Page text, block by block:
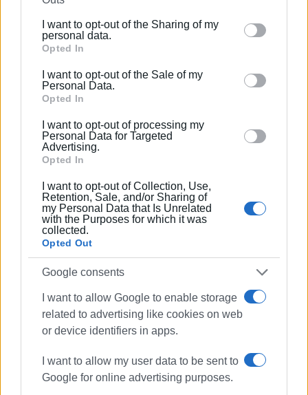
further disclose it to other third parties.
Please note that this website/app uses one or more
Google services and may gather and store information
behaviour. You may click to grant or deny consent to
Google and its third-party tags to use your data for
section.
I want to opt-out of the Sharing of my
personal data.
Opted In
I want to opt-out of the Sale of my
Personal Data.
Opted In
I want to opt-out of processing my
Personal Data for Targeted
Advertising.
Opted In
I want to opt-out of Collection, Use,
Retention, Sale, and/or Sharing of
my Personal Data that Is Unrelated
with the Purposes for which it was
collected.
Opted Out
Google consents
I want to allow Google to enable storage
related to advertising like cookies on web
or device identifiers in apps.
I want to allow my user data to be sent to
Google for online advertising purposes.
απαράδεκτη την προσπάθεια της ΕΤΑΔ να προβάλλει
ως «αναβαθμισμένη εμπειρία» την εγκατάσταση
ψηφιακής περιήγησης στους Κήπους του Αχιλλείου, με
προβολή ντοκιμαντέρ για τους επισκέπτες, την ώρα
που το κυρίως μουσειακό συγκρότημα παραμένει
κλειστό!
Ο Περιφερειάρχης στην σύσκεψη των αυτοδιοικητικών
της Κέρκυρας που διοργάνωσε την 15/04/2025 με θέμα
την τύχη του μνημείου δήλωσε: «Η Περιφέρεια σκοπεύει
το επόμενο διάστημα να αποστείλει επίσημο αίτημα
προς την ΕΤΑΔ, ζητώντας πλήρη ενημέρωση για την
πορεία της μελέτης,με στόχο να υπάρξει επανεκκίνηση
του έργου με σωστό προγραμματισμόκαι σεβασμό στο
πολιτιστικό απόθεμα της Κέρκυρας».
ΕΡΩΤΑΤΑΙ ο Περιφερειάρχης:
Πεντέμισι μήνες μετά την ανακίνηση του θέματος από
την ΑΝΑΣΑ στα πλαίσια συνεδρίασης του
Περιφερειακού Συμβουλίου, τεσσεράμισι μήνες μετά
την ειδική σύσκεψη των αυτοδιοικητικών και την
παραπάνω δήλωση,